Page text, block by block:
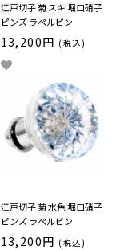
江戸切子 菊 スキ 堀口硝子
ピンズ ラペルピン
13,200円 (税込)
江戸切子 菊 水色 堀口硝子
ピンズ ラペルピン
13,200円 (税込)